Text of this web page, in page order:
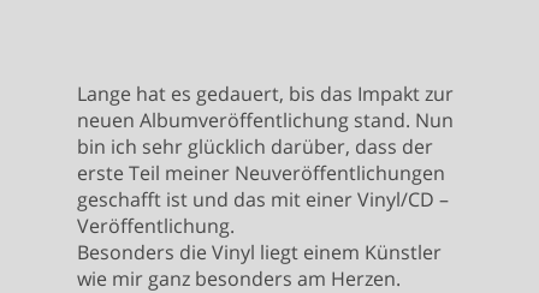
Lange hat es gedauert, bis das Impakt zur
neuen Albumveröffentlichung stand. Nun
bin ich sehr glücklich darüber, dass der
erste Teil meiner Neuveröffentlichungen
geschafft ist und das mit einer Vinyl/CD –
Veröffentlichung.
Besonders die Vinyl liegt einem Künstler
wie mir ganz besonders am Herzen.